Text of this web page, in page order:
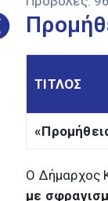
ΤΙΤΛΟΣ
Ο Δήμαρχος
με